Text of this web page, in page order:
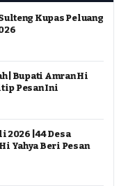
Kupas Peluang
| Bupati Amran Hi
Pesan Ini
| 44 Desa
Yahya Beri Pesan